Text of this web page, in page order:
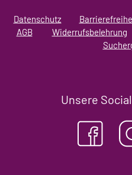
Datenschutz
AGB
Widerrufsbelehrung
Unsere